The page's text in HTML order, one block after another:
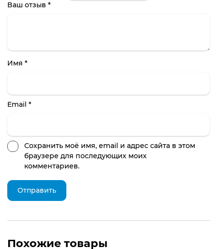
Ваш отзыв *
Имя *
Email *
Сохранить моё имя, email и адрес сайта в этом
браузере для последующих моих
комментариев.
Похожие товары